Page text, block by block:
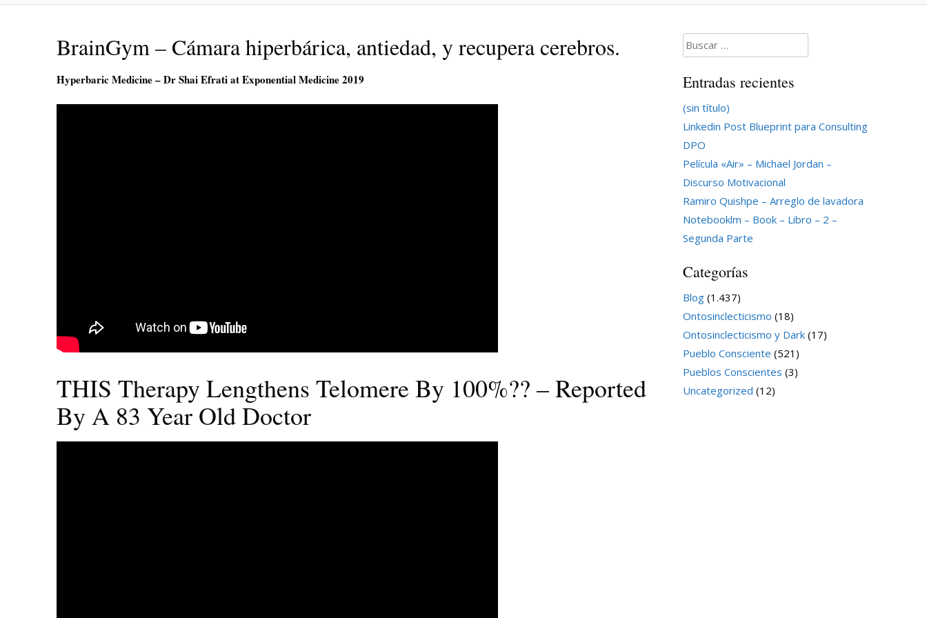
BrainGym – Cámara hiperbárica, antiedad, y recupera cerebros.
Hyperbaric Medicine – Dr Shai Efrati at Exponential Medicine 2019
THIS Therapy Lengthens Telomere By 100%?? – Reported
By A 83 Year Old Doctor
Buscar:
Entradas recientes
(sin título)
Linkedin Post Blueprint para Consulting
DPO
Película «Air» – Michael Jordan –
Discurso Motivacional
Ramiro Quishpe – Arreglo de lavadora
Notebooklm – Book – Libro – 2 –
Segunda Parte
Categorías
Blog(1.437)
Ontosinclecticismo (18)
Ontosinclecticismo y Dark(17)
Pueblo Consciente (521)
Pueblos Conscientes (3)
Uncategorized (12)